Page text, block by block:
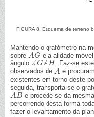
FIGURA 8. Esquema de terreno
Mantendo o grafómetro na
sobre AG
AG e a alidade
ângulo ∡GAH
∡GAH
. Faz-se
observados de A
A e
existentes em torno deste
seguida, transporta-se o
AB
AB e procede-se da
percorrendo desta forma
fazer o levantamento da